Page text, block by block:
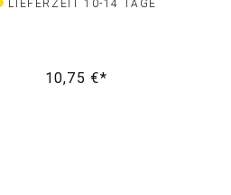
LIEFERZEIT 10-14 TAGE
10,75 €*